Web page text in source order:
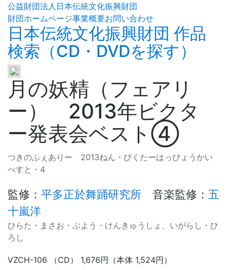
公益財団法人日本伝統文化振興財団
財団ホームページ事業概要お問い合わせ
日本伝統文化振興財団 作品
検索（CD・DVDを探す）
月の妖精（フェアリ
ー） 2013年ビクタ
ー発表会ベスト④
つきのふぇありー 2013ねん・びくたーはっぴょうかい
べすと・4
監修 ： 平多正於舞踊研究所 音楽監修 ： 五
十嵐洋
ひらた・まさお・ぶよう・けんきゅうしょ、いがらし・ひ
ろし
VZCH-106 （CD） 1,676円（本体 1,524円）